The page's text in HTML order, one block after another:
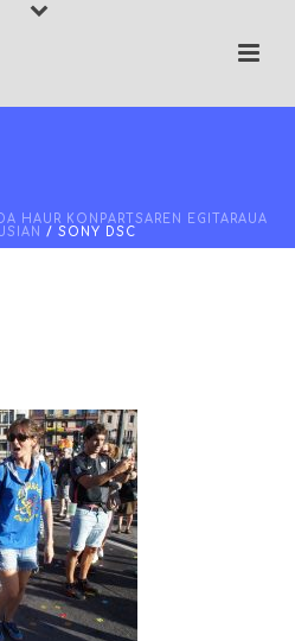
HAUR KONPARTSAREN EGITARAUA
/ SONY DSC